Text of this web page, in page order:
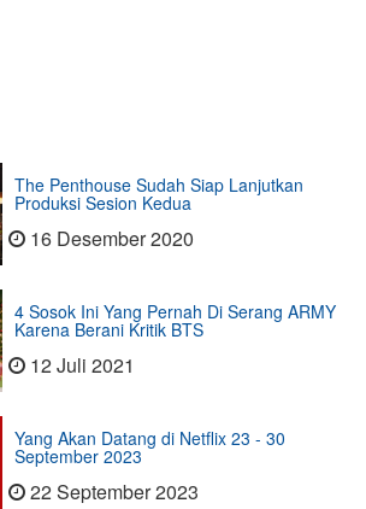
The Penthouse Sudah Siap Lanjutkan
Produksi Sesion Kedua
16 Desember 2020
4 Sosok Ini Yang Pernah Di Serang ARMY
Karena Berani Kritik BTS
12 Juli 2021
Yang Akan Datang di Netflix 23 - 30
September 2023
22 September 2023